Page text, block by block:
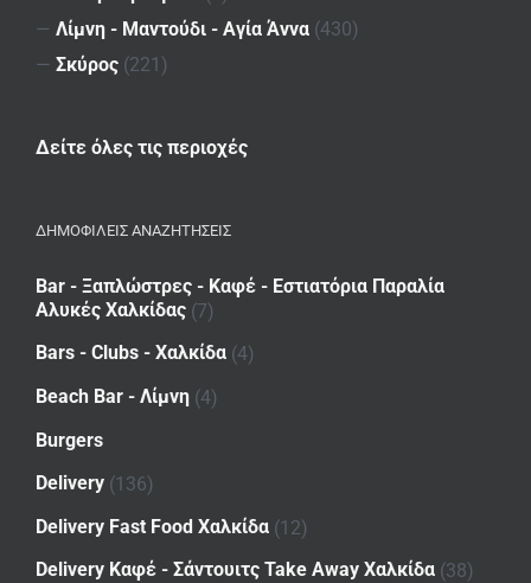
— Λίμνη - Μαντούδι - Αγία Άννα (430)
— Σκύρος (221)
Δείτε όλες τις περιοχές
ΔΗΜΟΦΙΛΕΙΣ ΑΝΑΖΗΤΗΣΕΙΣ
Bar - Ξαπλώστρες - Καφέ - Εστιατόρια Παραλία
Αλυκές Χαλκίδας (7)
Bars - Clubs - Χαλκίδα (4)
Beach Bar - Λίμνη (4)
Burgers
Delivery (136)
Delivery Fast Food Χαλκίδα (12)
Delivery Καφέ - Σάντουιτς Take Away Χαλκίδα (38)